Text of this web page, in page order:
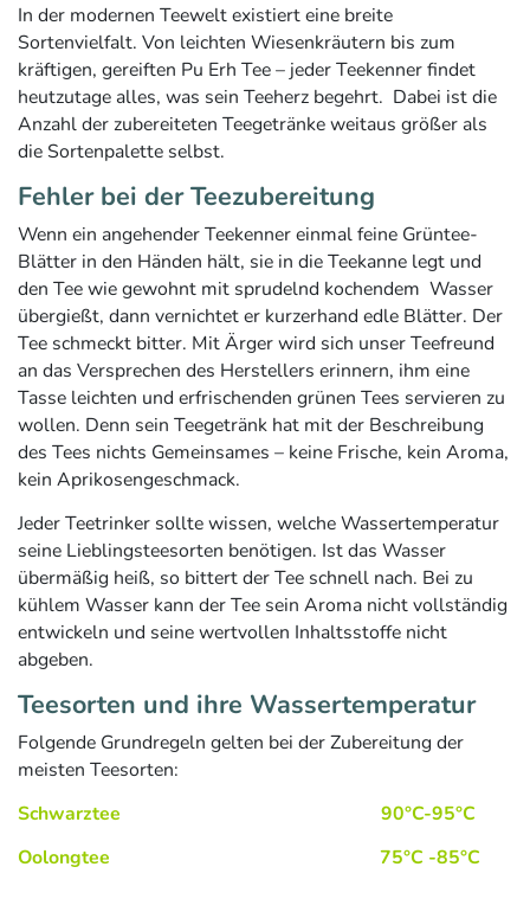
In der modernen Teewelt existiert eine breite
Sortenvielfalt. Von leichten Wiesenkräutern bis zum
kräftigen, gereiften Pu Erh Tee – jeder Teekenner findet
heutzutage alles, was sein Teeherz begehrt. Dabei ist die
Anzahl der zubereiteten Teegetränke weitaus größer als
die Sortenpalette selbst.
Fehler bei der Teezubereitung
Wenn ein angehender Teekenner einmal feine Grüntee-
Blätter in den Händen hält, sie in die Teekanne legt und
den Tee wie gewohnt mit sprudelnd kochendem Wasser
übergießt, dann vernichtet er kurzerhand edle Blätter. Der
Tee schmeckt bitter. Mit Ärger wird sich unser Teefreund
an das Versprechen des Herstellers erinnern, ihm eine
Tasse leichten und erfrischenden grünen Tees servieren zu
wollen. Denn sein Teegetränk hat mit der Beschreibung
des Tees nichts Gemeinsames – keine Frische, kein Aroma,
kein Aprikosengeschmack.
Jeder Teetrinker sollte wissen, welche Wassertemperatur
seine Lieblingsteesorten benötigen. Ist das Wasser
übermäßig heiß, so bittert der Tee schnell nach. Bei zu
kühlem Wasser kann der Tee sein Aroma nicht vollständig
entwickeln und seine wertvollen Inhaltsstoffe nicht
abgeben.
Teesorten und ihre Wassertemperatur
Folgende Grundregeln gelten bei der Zubereitung der
meisten Teesorten:
Schwarztee 90°C-95°C
Oolongtee 75°C -85°C